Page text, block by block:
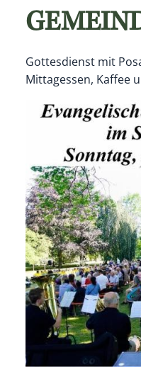
Gottesdienst mit
Mittagessen, Kaffee